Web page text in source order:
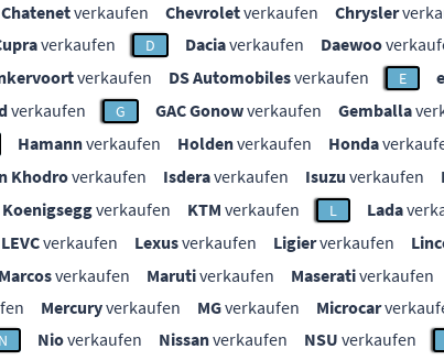
Chatenetverkaufen Chevroletverkaufen Chrysler
verkaufen D Daciaverkaufen Daewoo
verkaufen DS Automobilesverkaufen E
verkaufen G GAC Gonowverkaufen Gemballa
Hamannverkaufen Holdenverkaufen Honda
Khodroverkaufen Isderaverkaufen Isuzu verkaufen
Koenigseggverkaufen KTM verkaufen L Lada
LEVCverkaufen Lexusverkaufen Ligierverkaufen
Marcosverkaufen Marutiverkaufen Maserativerkaufen
Mercuryverkaufen MGverkaufen Microcar
N Nioverkaufen Nissanverkaufen NSU verkaufen